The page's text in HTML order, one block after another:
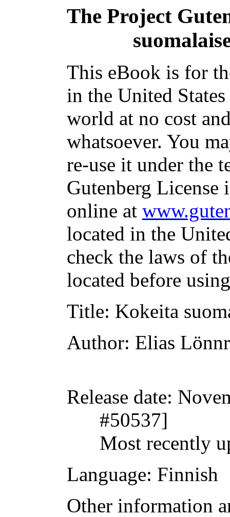
The Project
This eBook is for
in the United
world at no cost
whatsoever. You
re-use it under the
Gutenberg
online at
located in the
check the laws of
located before
Title: Kokeita
Author: Elias
Release date:
#50537]
Most recently
Language: Finnish
Other information